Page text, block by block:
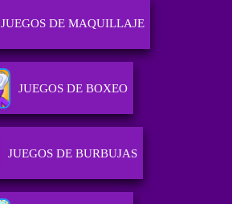
JUEGOS DE MAQUILLAJE
JUEGOS DE BOXEO
JUEGOS DE BURBUJAS